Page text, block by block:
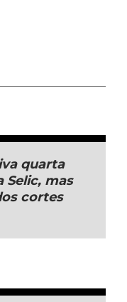
quarta
Selic, mas
cortes